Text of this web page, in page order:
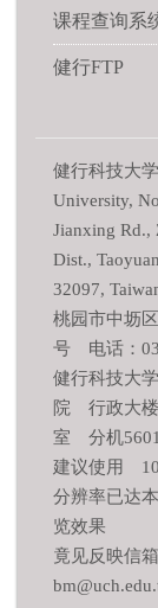
课程查询系
健行FTP
健行科技大
University,
Jianxing Rd.,
Dist.,
32097,
桃园市中坜
号 电话：
健行科技大
院 行政大
室 分机
建议使用
分辨率已达
览效果
竟见反映信箱